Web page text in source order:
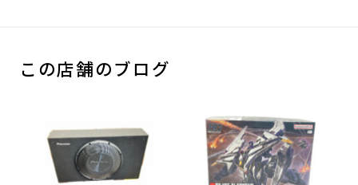
この店舗のブログ